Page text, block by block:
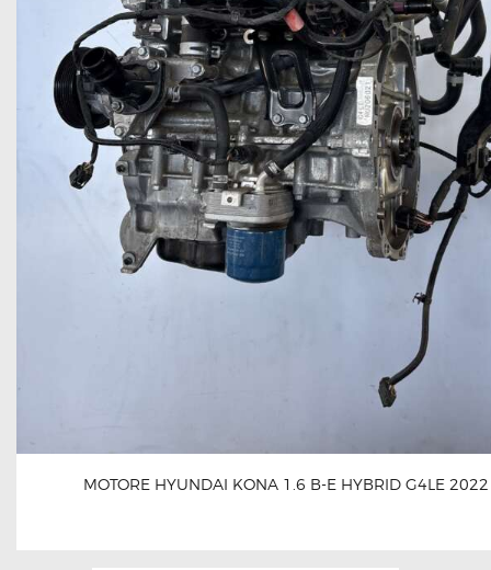
MOTORE HYUNDAI KONA 1.6 B-E HYBRID G4LE